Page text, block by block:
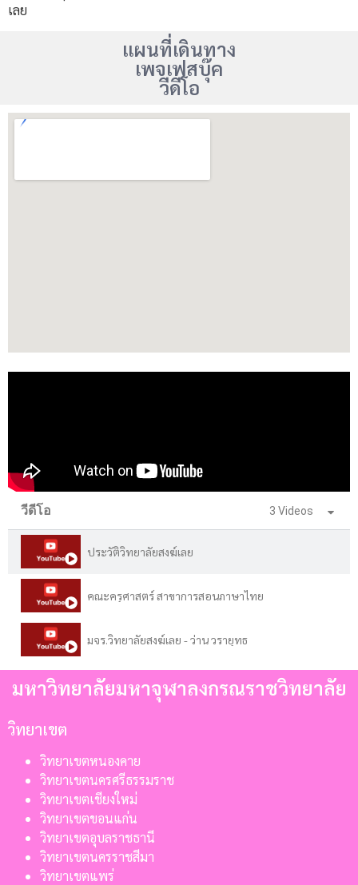
เลย
แผนที่เดินทาง
เพจเฟสบุ๊ค
วีดีโอ
วีดีโอ 3 Videos
ประวัติวิทยาลัยสงฆ์เลย
คณะครุศาสตร์ สาขาการสอนภาษาไทย
มจร.วิทยาลัยสงฆ์เลย - ว่าน วรายุทธ
มหาวิทยาลัยมหาจุฬาลงกรณราชวิทยาลัย
วิทยาเขต
วิทยาเขตหนองคาย
วิทยาเขตนครศรีธรรมราช
วิทยาเขตเชียงใหม่
วิทยาเขตขอนแก่น
วิทยาเขตอุบลราชธานี
วิทยาเขตนครราชสีมา
วิทยาเขตแพร่